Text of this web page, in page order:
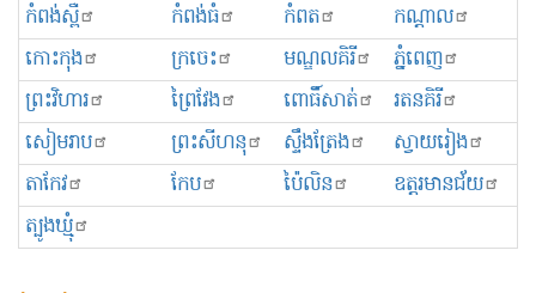
កំពង់ស្ពឺ
កំពង់ធំ កំពត
កណ្ដាល
កោះកុង
ក្រចេះ មណ្ឌលគិរី
ភ្នំពេញ
ព្រះ​វិហារ
ព្រៃវែង ពោធិ៍សាត់
រតនគិរី
សៀមរាប
ព្រះសីហនុ ស្ទឹងត្រែង
ស្វាយរៀង
តាកែវ
កែប ប៉ៃលិន
ឧត្ដរមានជ័យ
ត្បូងឃ្មុំ